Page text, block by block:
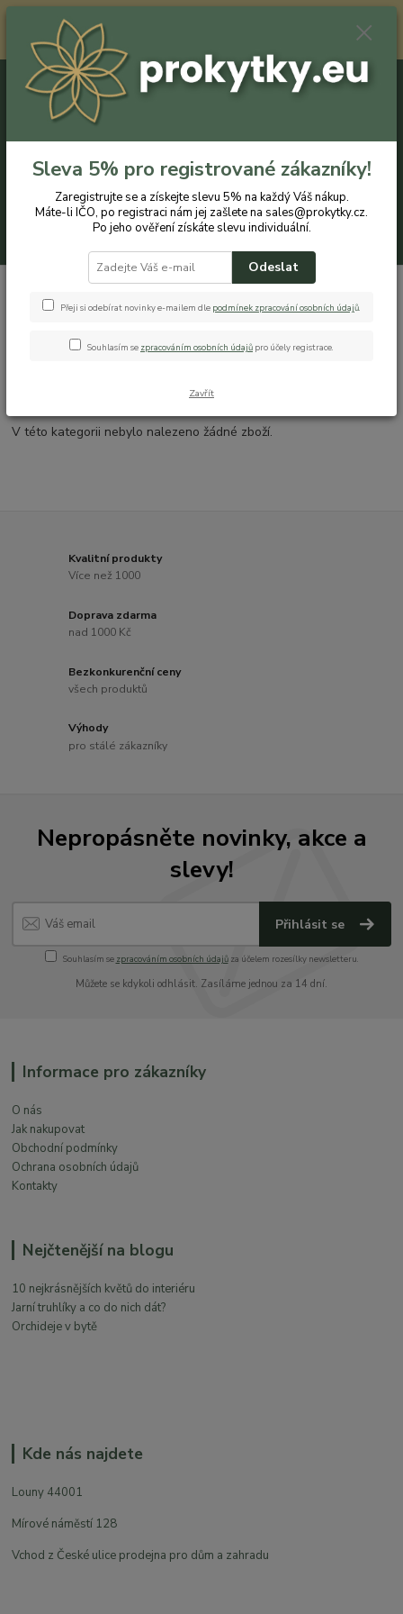
Registrovaným zákazníkům nabízíme slevu 5% na každý nákup. Máte-li
IČO, po registraci nám jej zašlete na sales@prokytky.cz. Po jeho ověření
získáte slevu individuální. Přejít na registraci →
Menu
+420 774 544 973
Pro Děti
V této kategorii nebylo nalezeno žádné zboží.
Kvalitní produkty
Více než 1000
Doprava zdarma
nad 1000 Kč
Bezkonkurenční ceny
všech produktů
Výhody
pro stálé zákazníky
Nepropásněte novinky, akce a
slevy!
Přihlásit se
Souhlasím se zpracováním osobních údajůza účelem rozesílky newsletteru.
Můžete se kdykoli odhlásit. Zasíláme jednou za 14 dní.
Informace pro zákazníky
O nás
Jak nakupovat
Obchodní podmínky
Ochrana osobních údajů
Kontakty
Nejčtenější na blogu
10 nejkrásnějších květů do interiéru
Jarní truhlíky a co do nich dát?
Orchideje v bytě
Kde nás najdete
Louny 44001
Mírové náměstí 128
Vchod z České ulice prodejna pro dům a zahradu
Sleva 5% pro registrované zákazníky!
Zaregistrujte se a získejte slevu 5% na každý Váš nákup.
Máte-li IČO, po registraci nám jej zašlete na sales@prokytky.cz.
Po jeho ověření získáte slevu individuální.
Odeslat
Přeji si odebírat novinky e-mailem dle podmínek zpracování osobních údajů.
Souhlasím se zpracováním osobních údajů pro účely registrace.
Zavřít